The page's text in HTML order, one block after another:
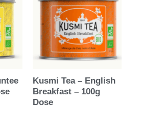
Kusmi Tea – English
Breakfast – 100g
Dose